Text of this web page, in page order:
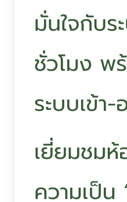
มั่นใจกับ
ชั่วโมง พ
ระบบเข้า
เยี่ยมชม
ความเป็